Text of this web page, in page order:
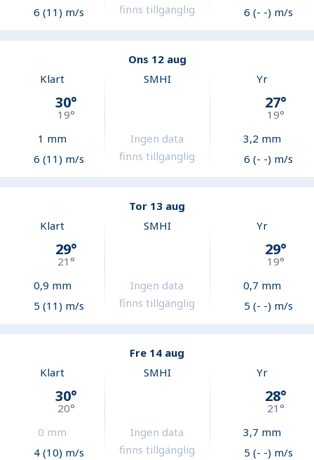
6 (11) m/s
finns tillgänglig
6 (- -) m/s
Ons 12 aug
Klart
30°
19°
1 mm
6 (11) m/s
SMHI
Ingen data
finns tillgänglig
Yr
27°
19°
3,2 mm
6 (- -) m/s
Tor 13 aug
Klart
29°
21°
0,9 mm
5 (11) m/s
SMHI
Ingen data
finns tillgänglig
Yr
29°
19°
0,7 mm
5 (- -) m/s
Fre 14 aug
Klart
30°
20°
0 mm
4 (10) m/s
SMHI
Ingen data
finns tillgänglig
Yr
28°
21°
3,7 mm
5 (- -) m/s